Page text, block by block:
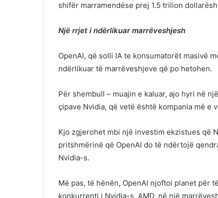
shifër marramendëse prej 1.5 trilion
Një rrjet i ndërlikuar marrëveshjesh
OpenAI, që solli IA te konsumatorët masivë
ndërlikuar të marrëveshjeve që po hetohen.
Për shembull – muajin e kaluar, ajo hyri në
çipave Nvidia, që vetë është kompania më e
Kjo zgjerohet mbi një investim ekzistues që
pritshmërinë që OpenAI do të ndërtojë
Nvidia-s.
Më pas, të hënën, OpenAI njoftoi planet për
konkurrenti i Nvidia-s, AMD, në një